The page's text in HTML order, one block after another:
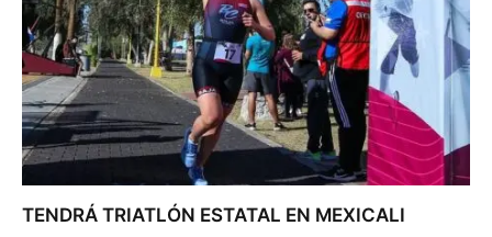
TENDRÁ TRIATLÓN ESTATAL EN MEXICALI